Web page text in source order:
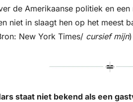
de Amerikaanse politiek en
niet in slaagt hen op het meest
New York Times/ cursief mijn)
staat niet bekend als een